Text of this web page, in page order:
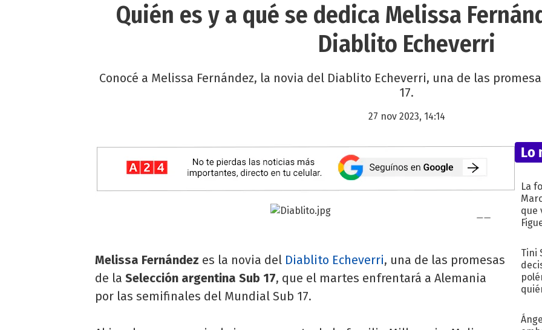
Quién es y a qué se dedica Melissa
Diablito Echeverri
Conocé a Melissa Fernández, la novia del Diablito Echeverri, una de las
17.
27 nov 2023, 14:14
Melissa Fernández es la novia del Diablito Echeverri, una de las promesas
de la Selección argentina Sub 17, que el martes enfrentará a Alemania
por las semifinales del Mundial Sub 17.
Lo
La
que
Tini